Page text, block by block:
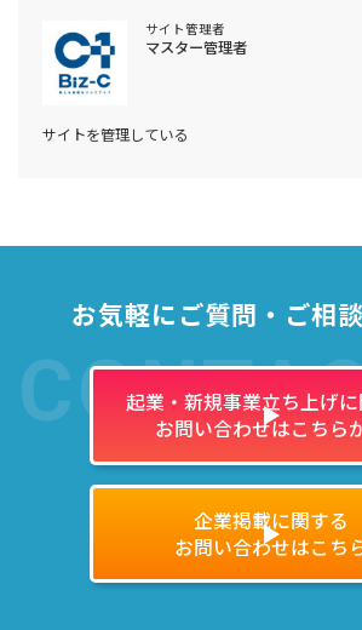
サイト管理者
マスター管理者
サイトを管理している
お気軽にご質問・ご相
起業・新規事業立ち上げ
お問い合わせはこちら
企業掲載に関する
お問い合わせはこち